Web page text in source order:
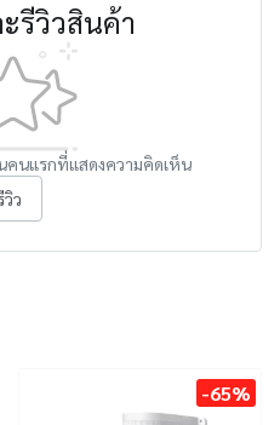
รีวิวสินค้า
คนแรกที่แสดงความคิดเห็น
วิว
-65%